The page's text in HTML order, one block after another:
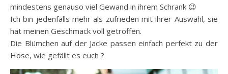
mindestens genauso viel Gewand in ihrem Schrank 😉
Ich bin jedenfalls mehr als zufrieden mit ihrer Auswahl, sie
hat meinen Geschmack voll getroffen.
Die Blümchen auf der Jacke passen einfach perfekt zu der
Hose, wie gefällt es euch ?